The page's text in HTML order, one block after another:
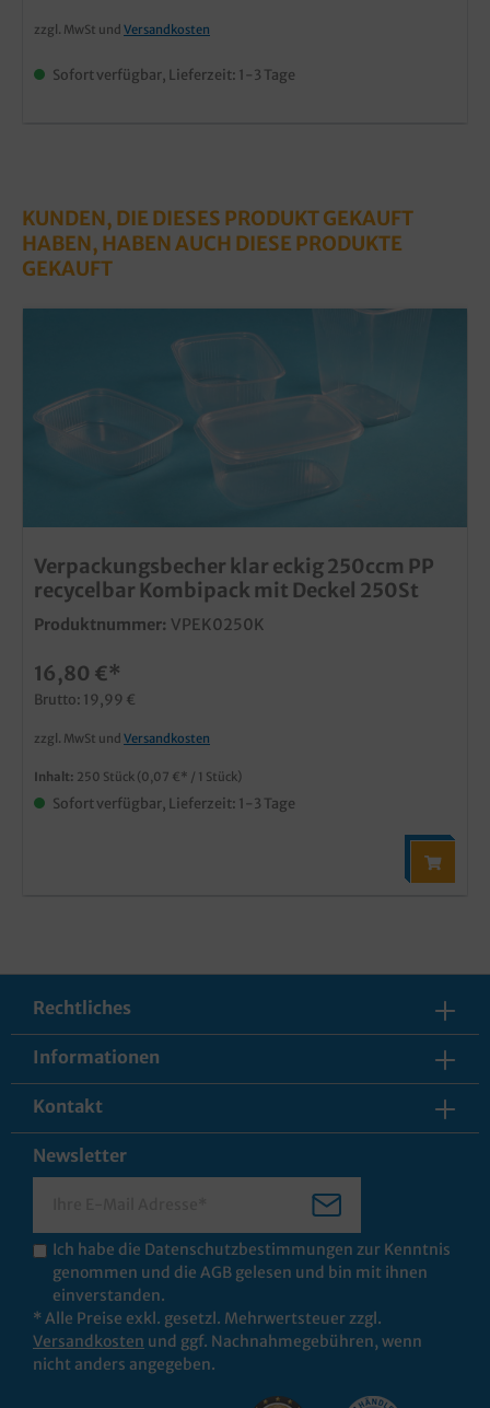
zzgl. MwSt und Versandkosten
Sofort verfügbar, Lieferzeit: 1-3 Tage
KUNDEN, DIE DIESES PRODUKT GEKAUFT
HABEN, HABEN AUCH DIESE PRODUKTE
GEKAUFT
Verpackungsbecher klar eckig 250ccm PP
recycelbar Kombipack mit Deckel 250St
Produktnummer: VPEK0250K
16,80 €*
Brutto: 19,99 €
zzgl. MwSt und Versandkosten
Inhalt: 250 Stück (0,07 €* / 1 Stück)
Sofort verfügbar, Lieferzeit: 1-3 Tage
Rechtliches
Informationen
Kontakt
Newsletter
Ich habe die Datenschutzbestimmungen zur Kenntnis
genommen und die AGB gelesen und bin mit ihnen
einverstanden.
* Alle Preise exkl. gesetzl. Mehrwertsteuer zzgl.
Versandkosten und ggf. Nachnahmegebühren, wenn
nicht anders angegeben.